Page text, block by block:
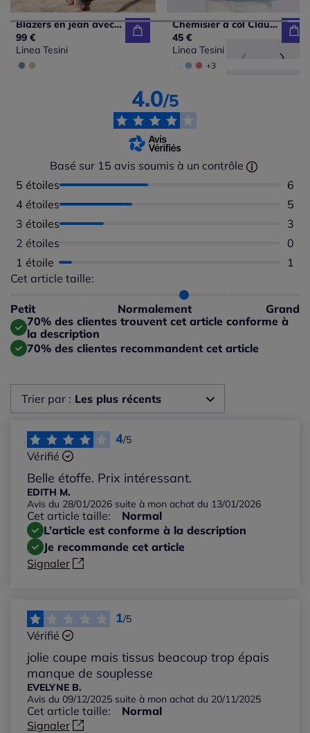
Blazers en jean avec col montant et poches décoratives
99 €
Linea Tesini
Chemisier à col Claudine manches courtes boutonné en coton
45 €
Linea Tesini
+3
4.0/5
Basé sur 15 avis soumis à un contrôle
5 étoiles
6
4 étoiles
5
3 étoiles
3
2 étoiles
0
1 étoile
1
Cet article taille:
Petit Normalement Grand
Répartition du taillant selon les avis clients
Taille grand : 20%
70% des clientes trouvent cet article conforme à
la description
70% des clientes recommandent cet article
Trier par : Les plus récents
Les plus récents
Les plus anciens
Notes les plus élevées
Notes les plus basses
4/5
Vérifié
Belle étoffe. Prix intéressant.
EDITH M.
Avis du 28/01/2026 suite à mon achat du 13/01/2026
Cet article taille:
Normal
L’article est conforme à la description
Je recommande cet article
Signaler
1/5
Vérifié
jolie coupe mais tissus beacoup trop épais
manque de souplesse
EVELYNE B.
Avis du 09/12/2025 suite à mon achat du 20/11/2025
Cet article taille:
Normal
Signaler